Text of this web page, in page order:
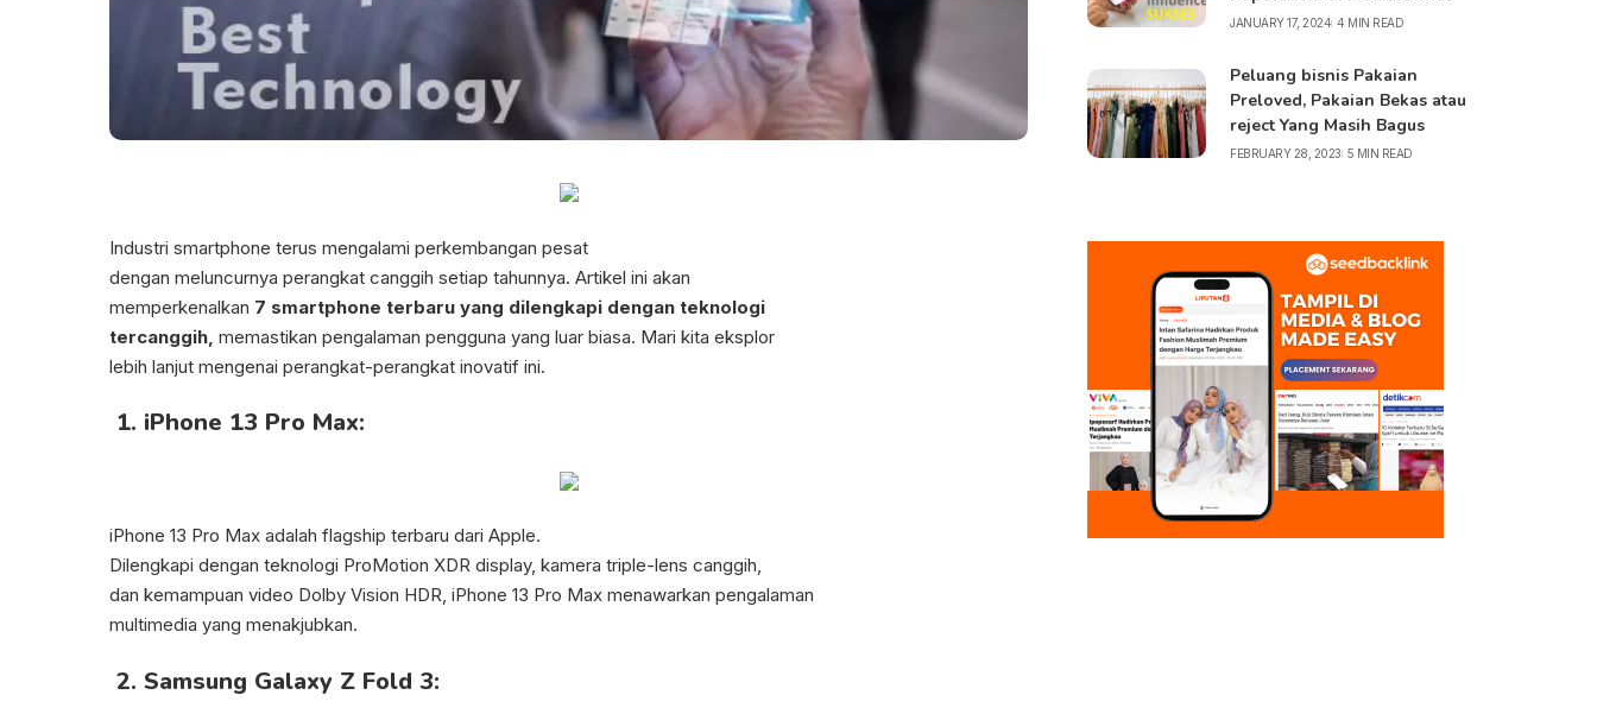
Industri smartphone terus mengalami perkembangan pesat
dengan meluncurnya perangkat canggih setiap tahunnya. Artikel ini akan
memperkenalkan 7 smartphone terbaru yang dilengkapi dengan teknologi
tercanggih, memastikan pengalaman pengguna yang luar biasa. Mari kita eksplor
lebih lanjut mengenai perangkat-perangkat inovatif ini.
1. iPhone 13 Pro Max:
iPhone 13 Pro Max adalah flagship terbaru dari Apple.
Dilengkapi dengan teknologi ProMotion XDR display, kamera triple-lens canggih,
dan kemampuan video Dolby Vision HDR, iPhone 13 Pro Max menawarkan pengalaman
multimedia yang menakjubkan.
2. Samsung Galaxy Z Fold 3:
JANUARY 17, 2024 4 MIN READ
Peluang bisnis Pakaian
Preloved, Pakaian Bekas atau
reject Yang Masih Bagus
FEBRUARY 28, 2023 5 MIN READ